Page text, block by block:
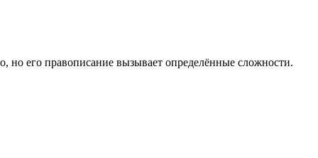
но его правописание вызывает определённые сложности.